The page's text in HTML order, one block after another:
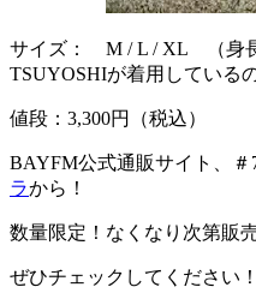
サイズ： M / L / XL （身長
TSUYOSHIが着用している
値段：3,300円（税込）
BAYFM公式通販サイト、
ラから！
数量限定！なくなり次第販
ぜひチェックしてください！